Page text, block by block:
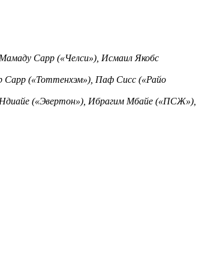
Сарр («Челси»), Исмаил Якобс
Сарр («Тоттенхэм»), Паф Сисс («Райо
(«Эвертон»), Ибрагим Мбайе («ПСЖ»),